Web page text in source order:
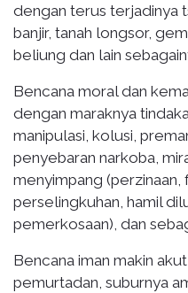
dengan terus terjadinya
banjir, tanah longsor,
beliung dan lain
Bencana moral dan
dengan maraknya
manipulasi, kolusi,
penyebaran narkoba,
menyimpang
perselingkuhan, hamil
pemerkosaan), dan
Bencana iman makin
pemurtadan, suburnya